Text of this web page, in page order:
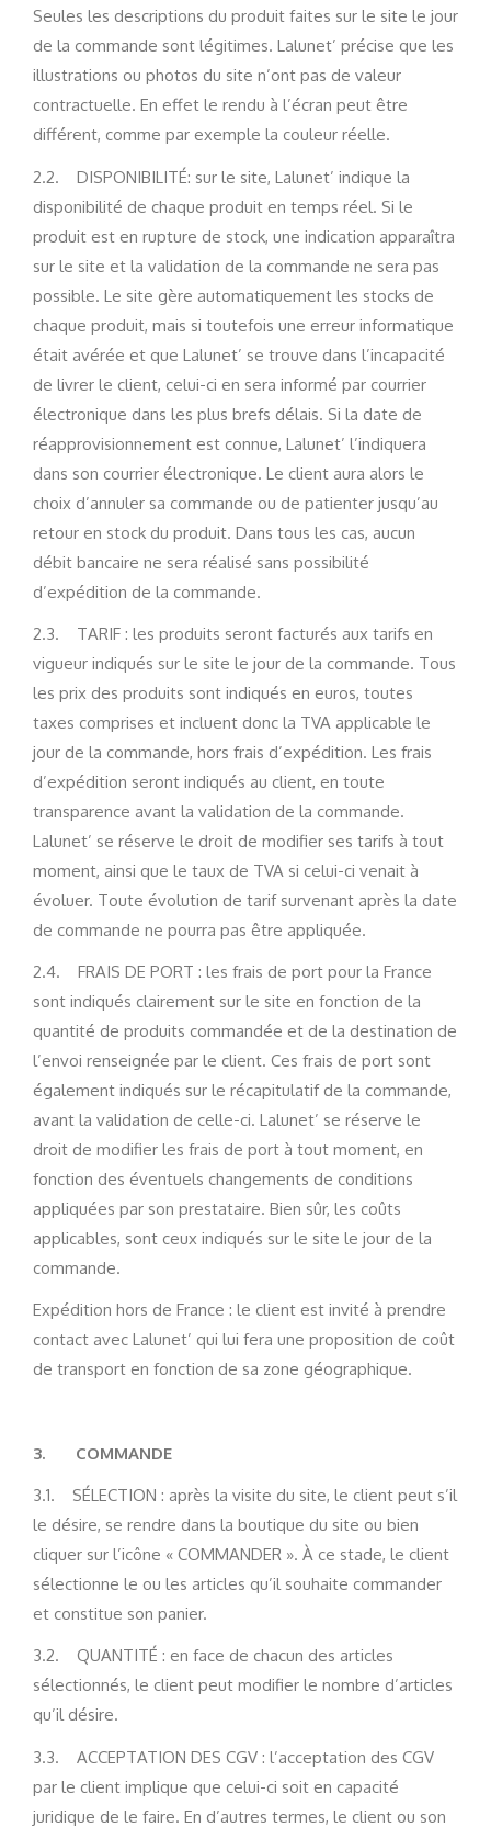
Seules les descriptions du produit faites sur le site le jour
de la commande sont légitimes. Lalunet’ précise que les
illustrations ou photos du site n’ont pas de valeur
contractuelle. En effet le rendu à l’écran peut être
différent, comme par exemple la couleur réelle.
2.2. DISPONIBILITÉ: sur le site, Lalunet’ indique la
disponibilité de chaque produit en temps réel. Si le
produit est en rupture de stock, une indication apparaîtra
sur le site et la validation de la commande ne sera pas
possible. Le site gère automatiquement les stocks de
chaque produit, mais si toutefois une erreur informatique
était avérée et que Lalunet’ se trouve dans l’incapacité
de livrer le client, celui-ci en sera informé par courrier
électronique dans les plus brefs délais. Si la date de
réapprovisionnement est connue, Lalunet’ l’indiquera
dans son courrier électronique. Le client aura alors le
choix d’annuler sa commande ou de patienter jusqu’au
retour en stock du produit. Dans tous les cas, aucun
débit bancaire ne sera réalisé sans possibilité
d’expédition de la commande.
2.3. TARIF : les produits seront facturés aux tarifs en
vigueur indiqués sur le site le jour de la commande. Tous
les prix des produits sont indiqués en euros, toutes
taxes comprises et incluent donc la TVA applicable le
jour de la commande, hors frais d’expédition. Les frais
d’expédition seront indiqués au client, en toute
transparence avant la validation de la commande.
Lalunet’ se réserve le droit de modifier ses tarifs à tout
moment, ainsi que le taux de TVA si celui-ci venait à
évoluer. Toute évolution de tarif survenant après la date
de commande ne pourra pas être appliquée.
2.4. FRAIS DE PORT : les frais de port pour la France
sont indiqués clairement sur le site en fonction de la
quantité de produits commandée et de la destination de
l’envoi renseignée par le client. Ces frais de port sont
également indiqués sur le récapitulatif de la commande,
avant la validation de celle-ci. Lalunet’ se réserve le
droit de modifier les frais de port à tout moment, en
fonction des éventuels changements de conditions
appliquées par son prestataire. Bien sûr, les coûts
applicables, sont ceux indiqués sur le site le jour de la
commande.
Expédition hors de France : le client est invité à prendre
contact avec Lalunet’ qui lui fera une proposition de coût
de transport en fonction de sa zone géographique.
3. COMMANDE
3.1. SÉLECTION : après la visite du site, le client peut s’il
le désire, se rendre dans la boutique du site ou bien
cliquer sur l’icône « COMMANDER ». À ce stade, le client
sélectionne le ou les articles qu’il souhaite commander
et constitue son panier.
3.2. QUANTITÉ : en face de chacun des articles
sélectionnés, le client peut modifier le nombre d’articles
qu’il désire.
3.3. ACCEPTATION DES CGV : l’acceptation des CGV
par le client implique que celui-ci soit en capacité
juridique de le faire. En d’autres termes, le client ou son